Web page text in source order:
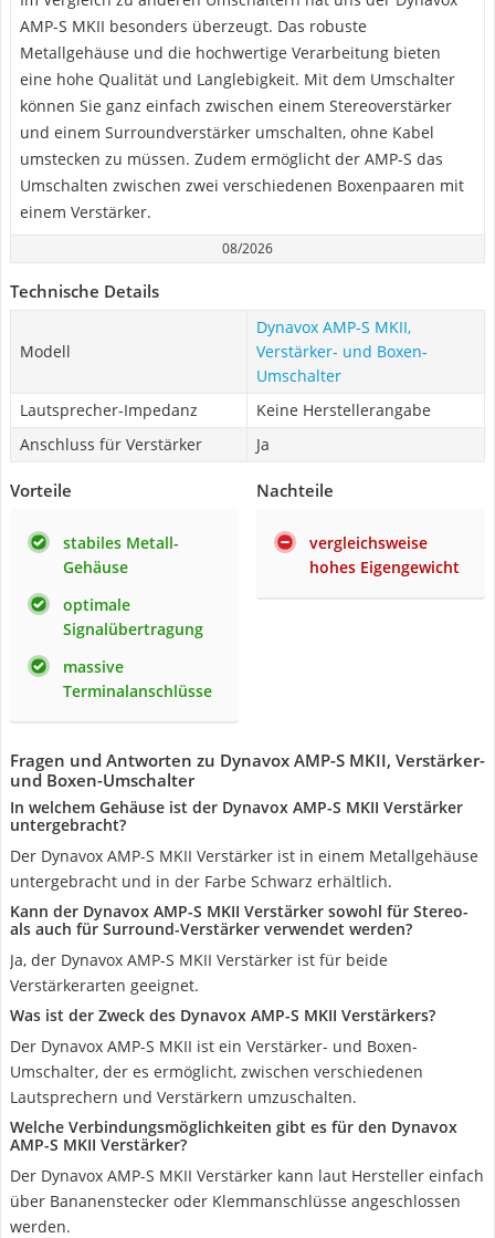
AMP-S MKII besonders überzeugt. Das robuste
Metallgehäuse und die hochwertige Verarbeitung bieten
eine hohe Qualität und Langlebigkeit. Mit dem Umschalter
können Sie ganz einfach zwischen einem Stereoverstärker
und einem Surroundverstärker umschalten, ohne Kabel
umstecken zu müssen. Zudem ermöglicht der AMP-S das
Umschalten zwischen zwei verschiedenen Boxenpaaren mit
einem Verstärker.
08/2026
Technische Details
Modell
Dynavox AMP-S MKII,
Verstärker- und Boxen-
Umschalter
Lautsprecher-Impedanz
Keine Herstellerangabe
Anschluss für Verstärker
Ja
Vorteile
stabiles Metall-
Gehäuse
optimale
Signalübertragung
massive
Terminalanschlüsse
Nachteile
vergleichsweise
hohes Eigengewicht
Fragen und Antworten zu Dynavox AMP-S MKII, Verstärker-
und Boxen-Umschalter
In welchem Gehäuse ist der Dynavox AMP-S MKII Verstärker
untergebracht?
Der Dynavox AMP-S MKII Verstärker ist in einem Metallgehäuse
untergebracht und in der Farbe Schwarz erhältlich.
Kann der Dynavox AMP-S MKII Verstärker sowohl für Stereo-
als auch für Surround-Verstärker verwendet werden?
Ja, der Dynavox AMP-S MKII Verstärker ist für beide
Verstärkerarten geeignet.
Was ist der Zweck des Dynavox AMP-S MKII Verstärkers?
Der Dynavox AMP-S MKII ist ein Verstärker- und Boxen-
Umschalter, der es ermöglicht, zwischen verschiedenen
Lautsprechern und Verstärkern umzuschalten.
Welche Verbindungsmöglichkeiten gibt es für den Dynavox
AMP-S MKII Verstärker?
Der Dynavox AMP-S MKII Verstärker kann laut Hersteller einfach
über Bananenstecker oder Klemmanschlüsse angeschlossen
werden.